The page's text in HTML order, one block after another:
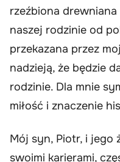
rzeźbiona
naszej rodzinie od
przekazana przez
nadzieją, że będzie
rodzinie. Dla mnie
miłość i znaczenie
Mój syn, Piotr, i jego
swoimi karierami,